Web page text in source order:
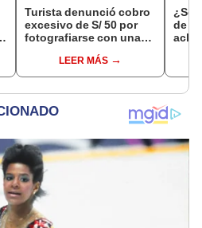
Turista denunció cobro
excesivo de S/ 50 por
fotografiarse con una
Serenazgo recuperó el
dinero
LEER MÁS
¿Se
de